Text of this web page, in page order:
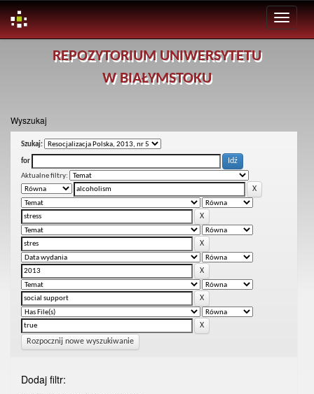
REPOZYTORIUM UNIWERSYTETU
W BIAŁYMSTOKU
Wyszukaj
Szukaj:
for
Aktualne filtry:
Rozpocznij nowe wyszukiwanie
Dodaj filtr: